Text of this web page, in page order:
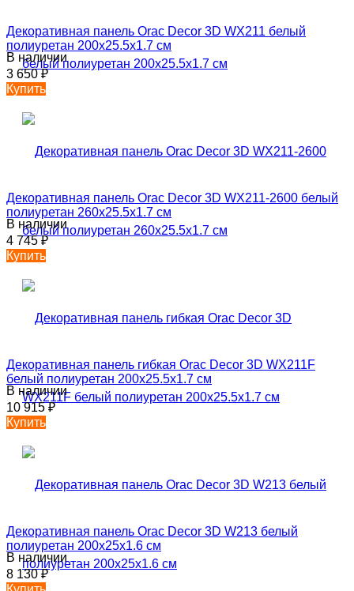
Декоративная панель Orac Decor 3D WX211 белый
полиуретан 200x25.5x1.7 см
В наличии
3 650₽
Купить
Декоративная панель Orac Decor 3D WX211-2600 белый
полиуретан 260x25.5x1.7 см
В наличии
4 745₽
Купить
Декоративная панель гибкая Orac Decor 3D WX211F
белый полиуретан 200x25.5x1.7 см
В наличии
10 915₽
Купить
Декоративная панель Orac Decor 3D W213 белый
полиуретан 200x25x1.6 см
В наличии
8 130₽